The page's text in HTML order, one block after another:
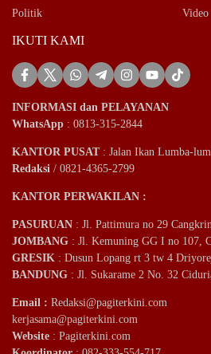
Politik Video
IKUTI KAMI
INFORMASI dan PELAYANAN
WhatsApp : 0813-315-2844
KANTOR PUSAT: Jalan Ikan Lumba-
Redaksi / 0821-4365-2799
KANTOR PERWAKILAN :
PASURUAN : Jl. Pattimura no 29
JOMBANG : Jl. Kemuning GG I no 107,
GRESIK : Dusun Lopang rt 3 tw 4
BANDUNG : Jl. Sukarame 2 No. 32
Email : Redaksi@pagiterkini.com
kerjasama@pagiterkini.com
Website : Pagiterkini.com